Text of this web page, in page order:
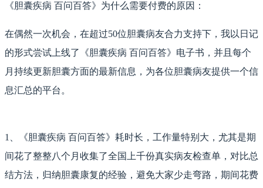
《胆囊疾病 百问百答》为什么需要付费的原因：
在偶然一次机会，在超过50位胆囊病友合力支持下，我以日记
的形式尝试上线了《胆囊疾病 百问百答》电子书，并且每个
月持续更新胆囊方面的最新信息，为各位胆囊病友提供一个信
息汇总的平台。
1、
《胆囊疾病 百问百答》耗时长，工作量特别大，尤其是期
间花了整整八个月收集了全国上千份真实病友检查单，对比总
结方法，归纳胆囊康复的经验，避免大家少走弯路，期间花费